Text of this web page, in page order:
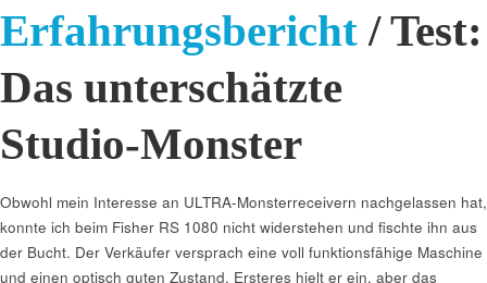
Erfahrungsbericht / Test:
Das unterschätzte
Studio-Monster
Obwohl mein Interesse an ULTRA-Monsterreceivern nachgelassen hat,
konnte ich beim Fisher RS 1080 nicht widerstehen und fischte ihn aus
der Bucht. Der Verkäufer versprach eine voll funktionsfähige Maschine
und einen optisch guten Zustand. Ersteres hielt er ein, aber das